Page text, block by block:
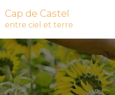
Cap de Castel
entre ciel et terre